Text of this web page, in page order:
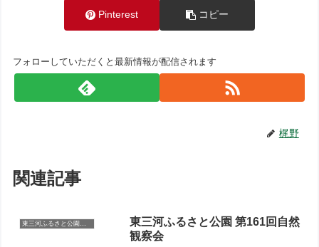
Pinterest コピー
フォローしていただくと最新情報が配信されます
梶野
関連記事
東三河ふるさと公園自然観察会
東三河ふるさと公園 第161回自然
観察会